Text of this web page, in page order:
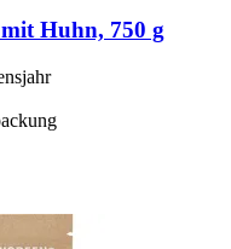
Huhn, 750 g